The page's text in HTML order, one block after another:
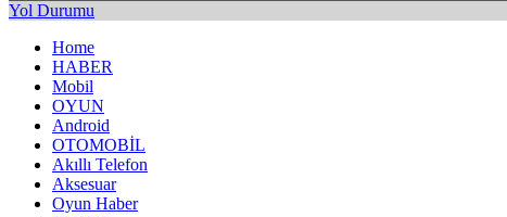
Yol Durumu
Home
HABER
Mobil
OYUN
Android
OTOMOBİL
Akıllı Telefon
Aksesuar
Oyun Haber